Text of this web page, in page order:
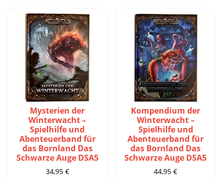
Mysterien der
Winterwacht –
Spielhilfe und
Abenteuerband für
das Bornland Das
Schwarze Auge DSA5
34,95 €
Kompendium der
Winterwacht –
Spielhilfe und
Abenteuerband für
das Bornland Das
Schwarze Auge DSA5
44,95€